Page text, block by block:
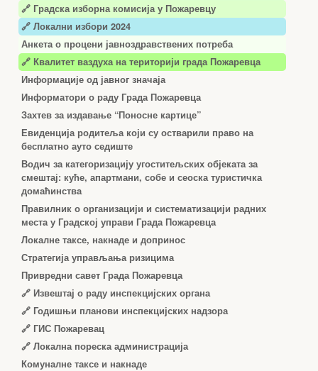
🔗 Градска изборна комисија у Пожаревцу
🔗 Локални избори 2024
Анкета о процени јавноздравствених потреба
🔗 Квалитет ваздуха на територији града Пожаревца
Информације од јавног значаја
Информатори о раду Града Пожаревца
Захтев за издавање “Поносне картице”
Евиденција родитеља који су остварили право на
бесплатно ауто седиште
Водич за категоризацију угоститељских објеката за
смештај: куће, апартмани, собе и сеоска туристичка
домаћинства
Правилник о организацији и систематизацији радних
места у Градској управи Града Пожаревца
Локалне таксе, накнаде и допринос
Стратегија управљања ризицима
Привредни савет Града Пожаревца
🔗 Извештај о раду инспекцијских органа
🔗 Годишњи планови инспекцијских надзора
🔗 ГИС Пожаревац
🔗 Локална пореска администрација
Комуналне таксе и накнаде